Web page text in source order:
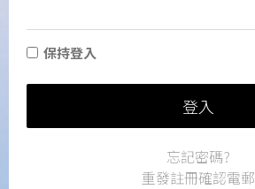
保持登入
登入
忘記密碼?
重發註冊確認電郵